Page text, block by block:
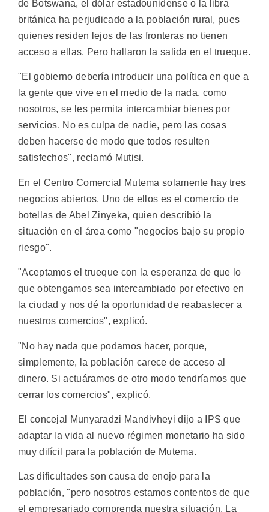
de Botswana, el dólar estadounidense o la libra
británica ha perjudicado a la población rural, pues
quienes residen lejos de las fronteras no tienen
acceso a ellas. Pero hallaron la salida en el trueque.
"El gobierno debería introducir una política en que a
la gente que vive en el medio de la nada, como
nosotros, se les permita intercambiar bienes por
servicios. No es culpa de nadie, pero las cosas
deben hacerse de modo que todos resulten
satisfechos", reclamó Mutisi.
En el Centro Comercial Mutema solamente hay tres
negocios abiertos. Uno de ellos es el comercio de
botellas de Abel Zinyeka, quien describió la
situación en el área como "negocios bajo su propio
riesgo".
"Aceptamos el trueque con la esperanza de que lo
que obtengamos sea intercambiado por efectivo en
la ciudad y nos dé la oportunidad de reabastecer a
nuestros comercios", explicó.
"No hay nada que podamos hacer, porque,
simplemente, la población carece de acceso al
dinero. Si actuáramos de otro modo tendríamos que
cerrar los comercios", explicó.
El concejal Munyaradzi Mandivheyi dijo a IPS que
adaptar la vida al nuevo régimen monetario ha sido
muy difícil para la población de Mutema.
Las dificultades son causa de enojo para la
población, "pero nosotros estamos contentos de que
el empresariado comprenda nuestra situación. La